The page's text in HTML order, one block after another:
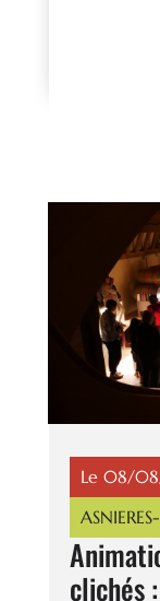
Le 08/
clichés